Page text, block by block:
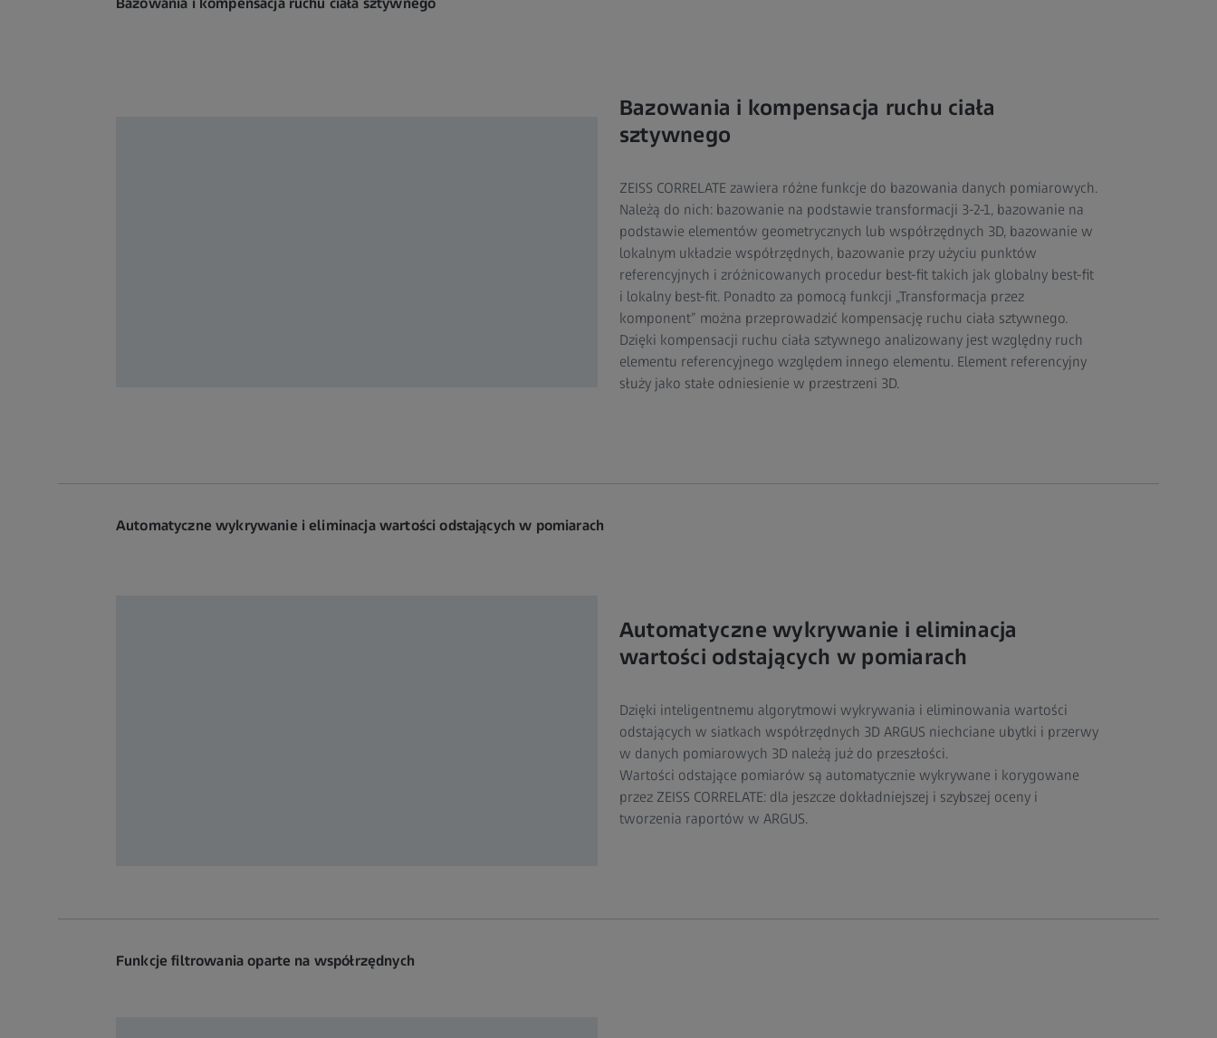
Bazowania i kompensacja ruchu ciała
sztywnego
ZEISS CORRELATE zawiera różne funkcje do bazowania danych pomiarowych.
Należą do nich: bazowanie na podstawie transformacji 3-2-1, bazowanie na
podstawie elementów geometrycznych lub współrzędnych 3D, bazowanie w
lokalnym układzie współrzędnych, bazowanie przy użyciu punktów
referencyjnych i zróżnicowanych procedur best-fit takich jak globalny best-fit
i lokalny best-fit. Ponadto za pomocą funkcji „Transformacja przez
komponent” można przeprowadzić kompensację ruchu ciała sztywnego.
Dzięki kompensacji ruchu ciała sztywnego analizowany jest względny ruch
elementu referencyjnego względem innego elementu. Element referencyjny
służy jako stałe odniesienie w przestrzeni 3D.
Automatyczne wykrywanie i eliminacja wartości odstających w pomiarach
Automatyczne wykrywanie i eliminacja
wartości odstających w pomiarach
Dzięki inteligentnemu algorytmowi wykrywania i eliminowania wartości
odstających w siatkach współrzędnych 3D ARGUS niechciane ubytki i przerwy
w danych pomiarowych 3D należą już do przeszłości.
Wartości odstające pomiarów są automatycznie wykrywane i korygowane
przez ZEISS CORRELATE: dla jeszcze dokładniejszej i szybszej oceny i
tworzenia raportów w ARGUS.
Funkcje filtrowania oparte na współrzędnych